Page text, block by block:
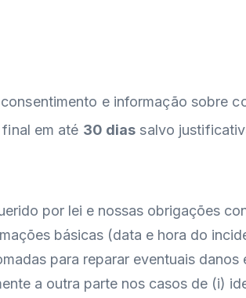
e informação sobre
em até 30 dias salvo
por lei e nossas obrigações
básicas (data e hora do
para reparar eventuais danos
a outra parte nos casos de (i)